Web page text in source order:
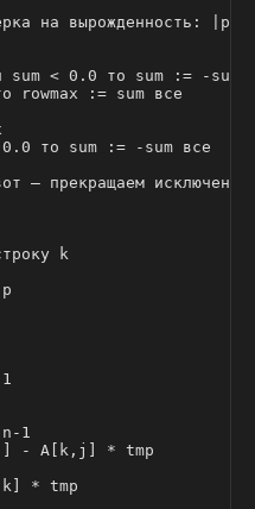
на вырожденность: |p|
sum < 0.0 то sum := -sum
rowmax := sum все
то sum := -sum все
— прекращаем исключение
k
1
- A[k,j] * tmp
* tmp